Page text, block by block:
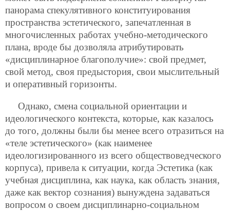
панорама спекулятивного конституирования
пространства эстетического, запечатленная в
многочисленных работах учебно-методического
плана, вроде бы дозволяла атрибутировать
«дисциплинарное благополучие»: свой предмет,
свой метод, своя предыстория, свои мыслительный
и оперативный горизонты.
Однако, смена социальной ориентации и
идеологического контекста, которые, как казалось
до того, должны были бы менее всего отразиться на
«теле эстетического» (как наименее
идеологизированного из всего обществоведческого
корпуса), привела к ситуации, когда Эстетика (как
учебная дисциплина, как наука, как область знания,
даже как вектор сознания) вынуждена задаваться
вопросом о своем дисциплинарно-социальном